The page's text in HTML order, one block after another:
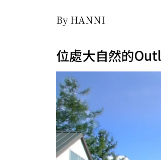
By HANNI
位處大自然的